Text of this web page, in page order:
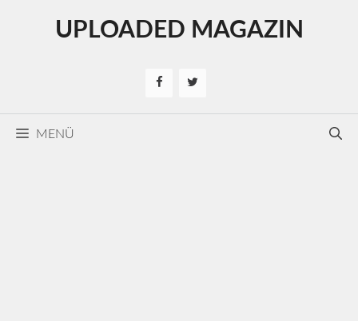
UPLOADED MAGAZIN
MENÜ